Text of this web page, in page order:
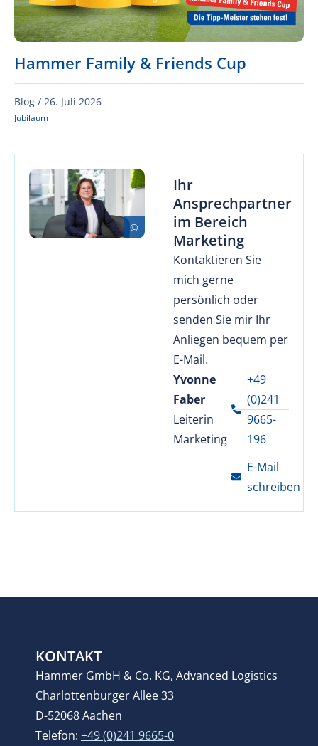
Hammer Family & Friends Cup
Blog / 26. Juli 2026
Jubiläum
Ihr
Ansprechpartner
im Bereich
Marketing
Kontaktieren Sie
mich gerne
persönlich oder
senden Sie mir Ihr
Anliegen bequem per
E-Mail.
Yvonne
Faber
Leiterin
Marketing
+49
(0)241
9665-
196
E-Mail
schreiben
KONTAKT
Hammer GmbH & Co. KG, Advanced Logistics
Charlottenburger Allee 33
D-52068 Aachen
Telefon: +49 (0)241 9665-0